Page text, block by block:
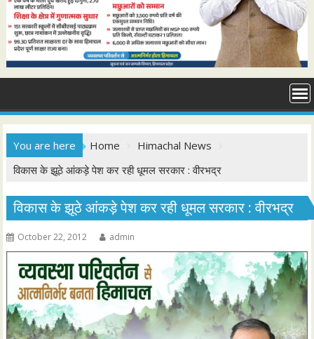
You are here Home
Himachal News
विकास के झूठे आंकड़े पेश कर रही धूमल सरकार : वीरभद्र
विकास के झूठे आंकड़े पेश कर रही धूमल सरकार : वीरभद्र
October 22, 2012 admin